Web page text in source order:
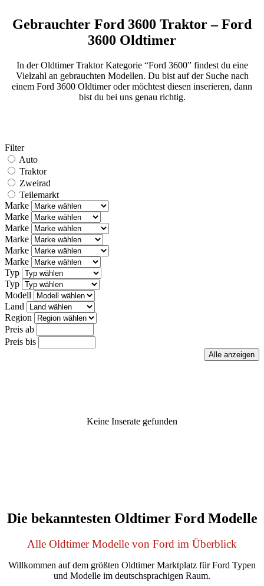
Gebrauchter Ford 3600 Traktor – Ford
3600 Oldtimer
In der Oldtimer Traktor Kategorie “Ford 3600” findest du eine
Vielzahl an gebrauchten Modellen. Du bist auf der Suche nach
einem Ford 3600 Oldtimer oder möchtest diesen inserieren, dann
bist du bei uns genau richtig.
Filter
Auto
Traktor
Zweirad
Teilemarkt
Marke
Marke
Marke
Marke
Marke
Marke
Typ
Typ
Modell
Land
Region
Preis ab
Preis bis
Keine Inserate gefunden
Die bekanntesten Oldtimer Ford Modelle
Alle Oldtimer Modelle von Ford im Überblick
Willkommen auf dem größten Oldtimer Marktplatz für Ford Typen
und Modelle im deutschsprachigen Raum.